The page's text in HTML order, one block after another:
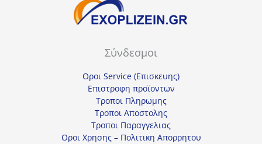
Σύνδεσμοι
Οροι Service (Επισκευης)
Επιστροφη προϊοντων
Τροποι Πληρωμης
Τροποι Αποστολης
Τροποι Παραγγελιας
Οροι Χρησης – Πολιτικη Απορρητου